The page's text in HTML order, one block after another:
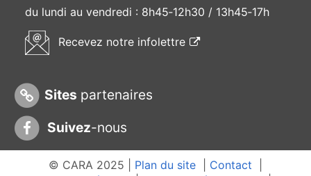
du lundi au vendredi : 8h45‑12h30 / 13h45‑17h
Recevez notre infolettre (ouvre une nouvelle
Sites partenaires
Suivez-nous
© CARA 2025 | Plan du site Contact